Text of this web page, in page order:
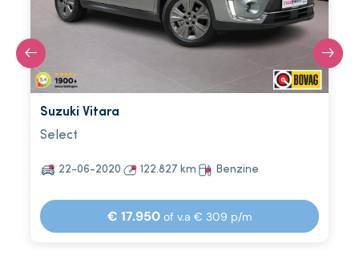
Suzuki Vitara
Select
22-06-2020 122.827 km Benzine
€ 17.950 of v.a € 309 p/m